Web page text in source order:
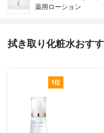
薬用ローション
拭き取り化粧水おす
1位